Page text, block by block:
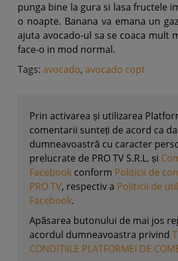
punga bine la gura si lasa fructele
o noapte. Banana va emana un
ajuta avocado-ul sa se coaca mult
face-o in mod normal.
Tags: avocado, avocado copt
Prin activarea și utilizarea
comentarii sunteți de acord ca
dumneavoastră cu caracter
prelucrate de PRO TV S.R.L. și
Facebook conform Politicii de
PRO TV, respectiv a Politicii de
Facebook.
Apăsarea butonului de mai jos
acordul dumneavoastra privind
CONDIȚIILE PLATFORMEI DE